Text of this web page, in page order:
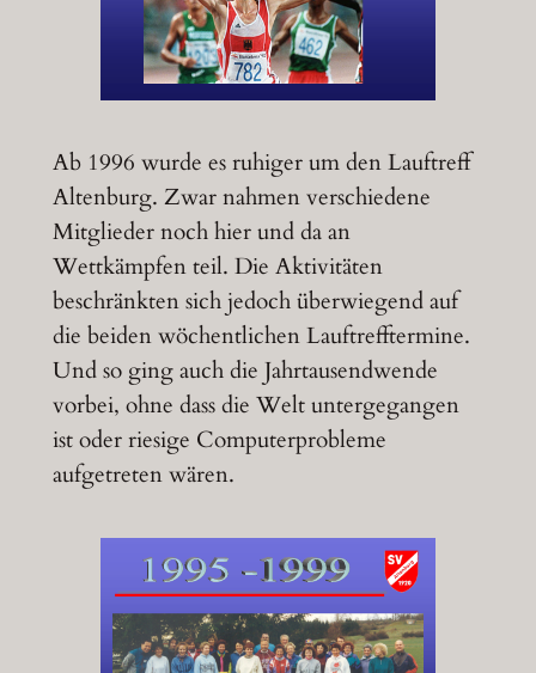
Ab 1996 wurde es ruhiger um den Lauftreff
Altenburg. Zwar nahmen verschiedene
Mitglieder noch hier und da an
Wettkämpfen teil. Die Aktivitäten
beschränkten sich jedoch überwiegend auf
die beiden wöchentlichen Lauftrefftermine.
Und so ging auch die Jahrtausendwende
vorbei, ohne dass die Welt untergegangen
ist oder riesige Computerprobleme
aufgetreten wären.